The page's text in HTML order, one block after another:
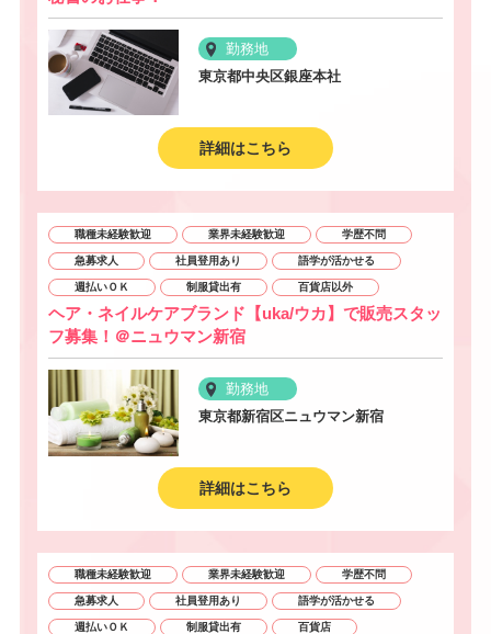
勤務地
東京都中央区銀座本社
詳細はこちら
職種未経験歓迎 業界未経験歓迎 学歴不問
急募求人 社員登用あり 語学が活かせる
週払いＯＫ 制服貸出有 百貨店以外
ヘア・ネイルケアブランド【uka/ウカ】で販売スタッ
フ募集！＠ニュウマン新宿
勤務地
東京都新宿区ニュウマン新宿
詳細はこちら
職種未経験歓迎 業界未経験歓迎 学歴不問
急募求人 社員登用あり 語学が活かせる
週払いＯＫ 制服貸出有 百貨店